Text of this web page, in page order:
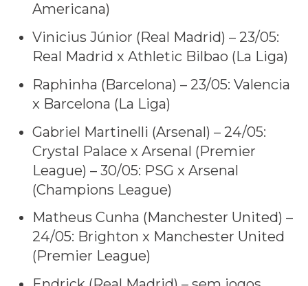
Americana)
Vinicius Júnior (Real Madrid) – 23/05:
Real Madrid x Athletic Bilbao (La Liga)
Raphinha (Barcelona) – 23/05: Valencia
x Barcelona (La Liga)
Gabriel Martinelli (Arsenal) – 24/05:
Crystal Palace x Arsenal (Premier
League) – 30/05: PSG x Arsenal
(Champions League)
Matheus Cunha (Manchester United) –
24/05: Brighton x Manchester United
(Premier League)